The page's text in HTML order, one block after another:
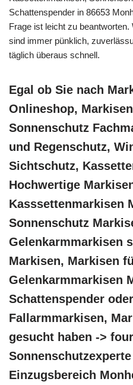
Schattenspender in 86653
Frage ist leicht zu
sind immer pünklich,
täglich überaus schnell.
Egal ob Sie nach
Onlineshop,
Sonnenschutz
und Regenschutz,
Sichtschutz,
Hochwertige
Kasssettenmarkisen
Sonnenschutz
Gelenkarmmarkisen
Markisen, Markisen
Gelenkarmmarkisen
Schattenspender
Fallarmmarkisen,
gesucht haben ->
Einzugsbereich